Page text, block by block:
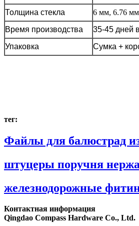
Толщина стекла
6 мм, 6.76
Время производства
35-45 дней
Упаковка
Сумка +
тег:
Файлы для балюстрад
штуцеры поручня
железнодорожные
Контактная информация
Qingdao Compass Hardware Co., Ltd.